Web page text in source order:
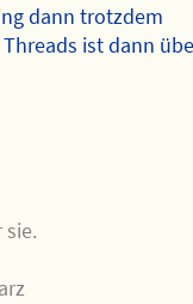
dann trotzdem
ist dann
sie.